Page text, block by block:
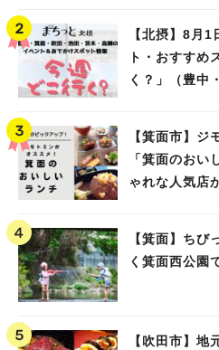
【北摂】8月
ト・おすすめ
く？」（豊中
【箕面市】ジ
「箕面のお
ゃれな人気店
【箕面】ちび
く箕面西公園
【吹田市】地